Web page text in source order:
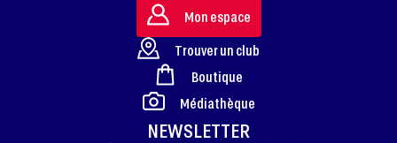
FOOTER
NEWSLETTER
Mon espace
Trouver un club
Boutique
Médiathèque